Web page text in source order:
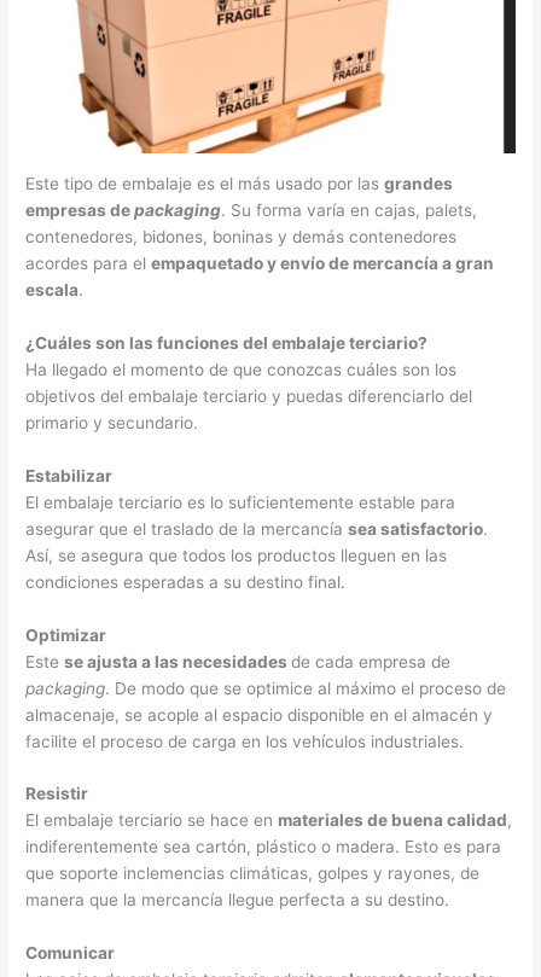
Este tipo de embalaje es el más usado por lasgrandes
empresas depackaging. Su forma varía en cajas, palets,
contenedores, bidones, boninas y demás contenedores
acordes para elempaquetado y envío de mercancía a gran
escala.
¿Cuáles son las funciones del embalaje terciario?
Ha llegado el momento de que conozcas cuáles son los
objetivos del embalaje terciario y puedas diferenciarlo del
primario y secundario.
Estabilizar
El embalaje terciario es lo suficientemente estable para
asegurar que el traslado de la mercancíasea satisfactorio.
Así, se asegura que todos los productos lleguen en las
condiciones esperadas a su destino final.
Optimizar
Estese ajusta a las necesidadesde cada empresa de
packaging. De modo que se optimice al máximo el proceso de
almacenaje, se acople al espacio disponible en el almacén y
facilite el proceso de carga en los vehículos industriales.
Resistir
El embalaje terciario se hace en materiales de buena calidad,
indiferentemente sea cartón, plástico o madera. Esto es para
que soporte inclemencias climáticas, golpes y rayones, de
manera que la mercancía llegue perfecta a su destino.
Comunicar